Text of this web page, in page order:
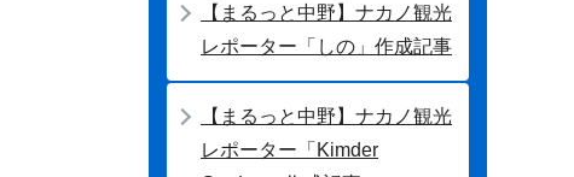
【まるっと中野】ナカノ観光
レポーター「しの」作成記事
【まるっと中野】ナカノ観光
レポーター「Kimder